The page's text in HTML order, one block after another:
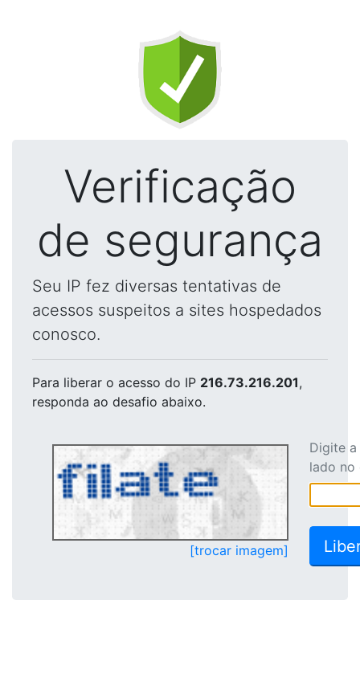
Verificação
de segurança
Seu IP fez diversas tentativas de
acessos suspeitos a sites hospedados
conosco.
Para liberar o acesso do IP 216.73.216.201,
responda ao desafio abaixo.
[trocar imagem]
Digite
lado no